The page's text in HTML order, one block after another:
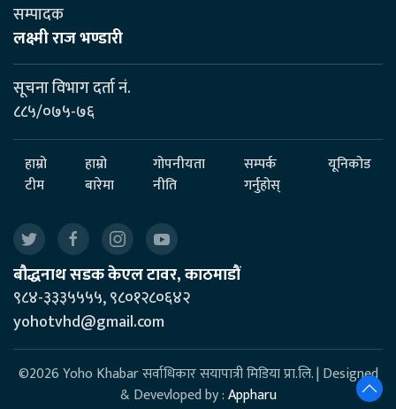
सम्पादक
लक्ष्मी राज भण्डारी
सूचना विभाग दर्ता नं.
८८५/०७५-७६
हाम्रो
टीम
हाम्रो
बारेमा
गोपनीयता
नीति
सम्पर्क
गर्नुहोस्
यूनिकोड
बौद्धनाथ सडक केएल टावर, काठमाडौं
९८४-३३३५५५५, ९८०१२८०६४२
yohotvhd@gmail.com
©2026 Yoho Khabar सर्वाधिकार सयापात्री मिडिया प्रा.लि. | Designed
& Devevloped by :Appharu